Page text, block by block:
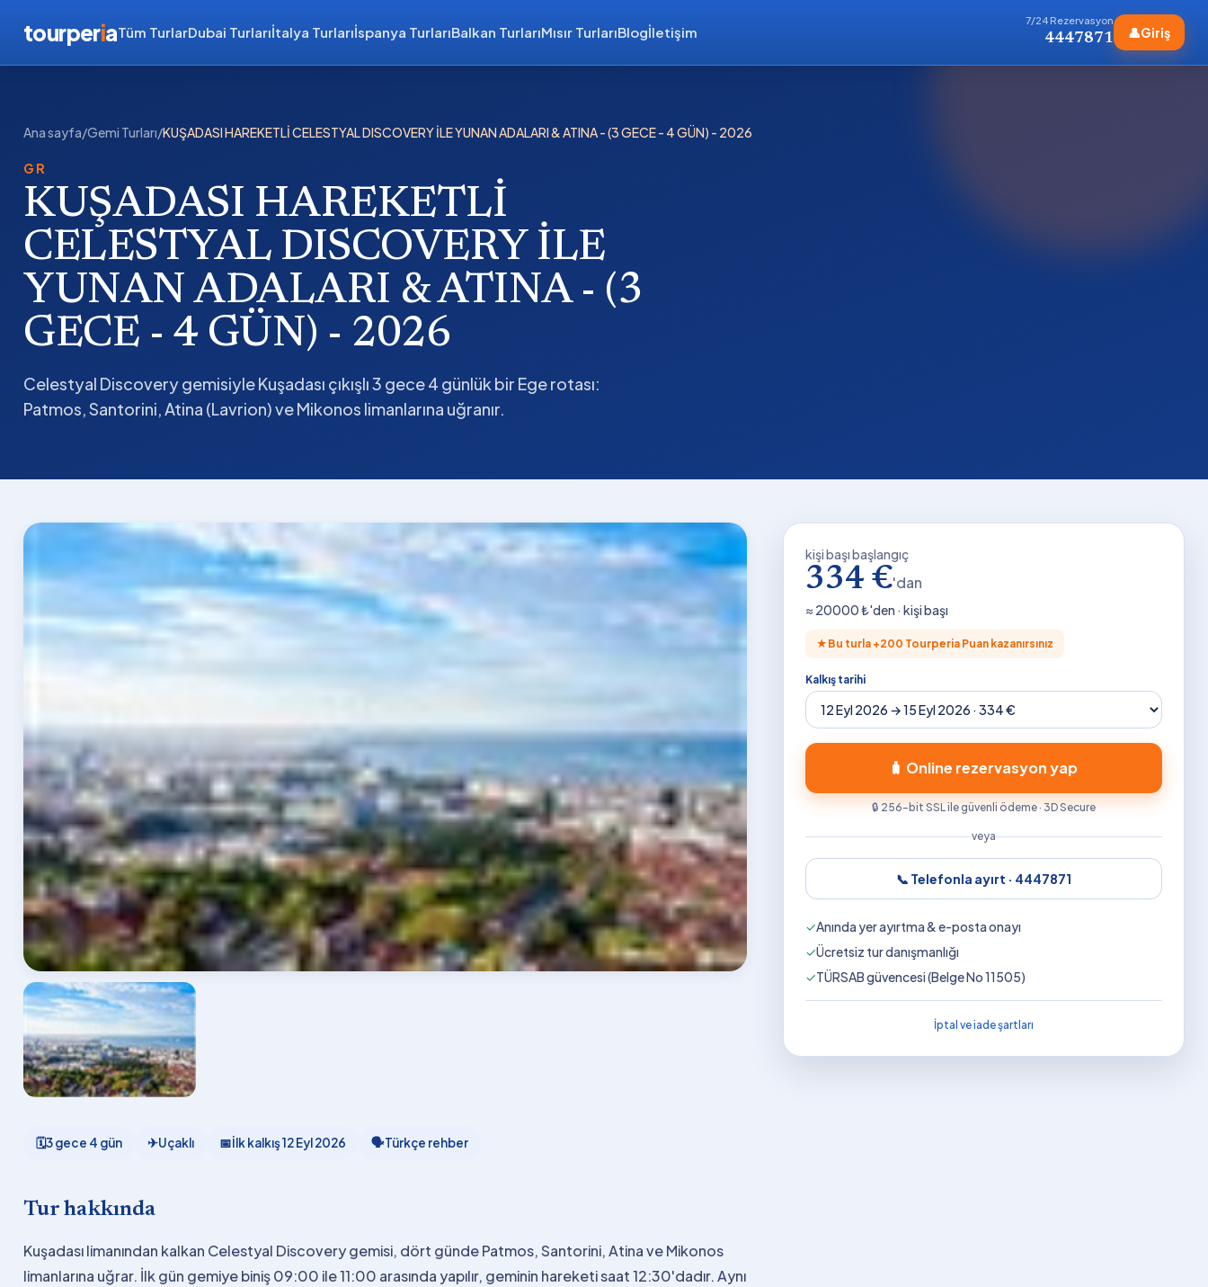
tourperiaTüm TurlarDubai Turlarıİtalya Turlarıİspanya TurlarıBalkan TurlarıMısır TurlarıBlogİletişim
7/24 Rezervasyon
4447871 👤Giriş
Ana sayfa/Gemi Turları/KUŞADASI HAREKETLİ CELESTYAL DISCOVERY İLE YUNAN ADALARI & ATINA - (3 GECE - 4 GÜN) - 2026
GR
KUŞADASI HAREKETLİ
CELESTYAL DISCOVERY İLE
YUNAN ADALARI & ATINA - (3
GECE - 4 GÜN) - 2026
Celestyal Discovery gemisiyle Kuşadası çıkışlı 3 gece 4 günlük bir Ege rotası:
Patmos, Santorini, Atina (Lavrion) ve Mikonos limanlarına uğranır.
🗓3 gece 4 gün ✈Uçaklı 📅İlk kalkış12 Eyl 2026 🗣Türkçe rehber
Tur hakkında
Kuşadası limanından kalkan Celestyal Discovery gemisi, dört günde Patmos, Santorini, Atina ve Mikonos
limanlarına uğrar. İlk gün gemiye biniş 09:00 ile 11:00 arasında yapılır, geminin hareketi saat 12:30'dadır. Aynı
kişi başı başlangıç
334 €'dan
≈ 20000₺'den · kişi başı
★ Bu turla +200 Tourperia Puan kazanırsınız
Kalkış tarihi
🧳 Online rezervasyon yap
🔒 256-bit SSL ile güvenli ödeme · 3D Secure
veya
📞 Telefonla ayırt · 4447871
✓Anında yer ayırtma & e-posta onayı
✓Ücretsiz tur danışmanlığı
✓TÜRSAB güvencesi (Belge No 11505)
İptal ve iade şartları